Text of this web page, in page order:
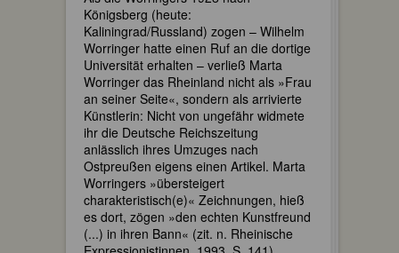
Königsberg (heute:
Kaliningrad/Russland) zogen – Wilhelm
Worringer hatte einen Ruf an die dortige
Universität erhalten – verließ Marta
Worringer das Rheinland nicht als »Frau
an seiner Seite«, sondern als arrivierte
Künstlerin: Nicht von ungefähr widmete
ihr die Deutsche Reichszeitung
anlässlich ihres Umzuges nach
Ostpreußen eigens einen Artikel. Marta
Worringers »übersteigert
charakteristisch(e)« Zeichnungen, hieß
es dort, zögen »den echten Kunstfreund
(...) in ihren Bann« (zit. n. Rheinische